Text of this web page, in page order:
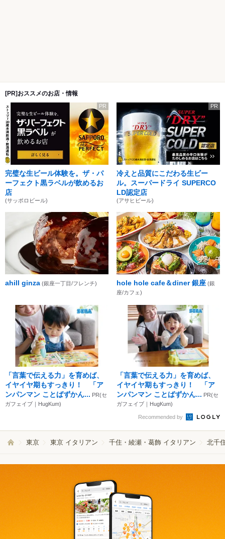
[PR]おススメのお店・情報
PR
完璧な生ビール体験を。ザ・パ
ーフェクト黒ラベルが飲めるお
店
(サッポロビール)
PR
冷えと品質にこだわる生ビー
ル。スーパードライ SUPERCO
LD認定店
(アサヒビール)
ahill ginza (銀座一丁目/フレンチ) hole hole cafe＆diner 銀座 (銀
座/カフェ)
「言葉で伝える力」を育めば、
イヤイヤ期もすっきり！ 「ア
ンパンマン ことばずかん... PR(セ
ガフェイブ｜HugKum)
「言葉で伝える力」を育めば、
イヤイヤ期もすっきり！ 「ア
ンパンマン ことばずかん... PR(セ
ガフェイブ｜HugKum)
Recommended by
東京 東京 イタリアン 千住・綾瀬・葛飾 イタリアン 北千